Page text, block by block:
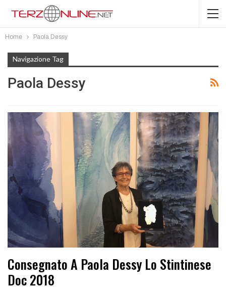
Home Paola Dessy
Navigazione Tag
Paola Dessy
Consegnato A Paola Dessy Lo Stintinese
Doc 2018